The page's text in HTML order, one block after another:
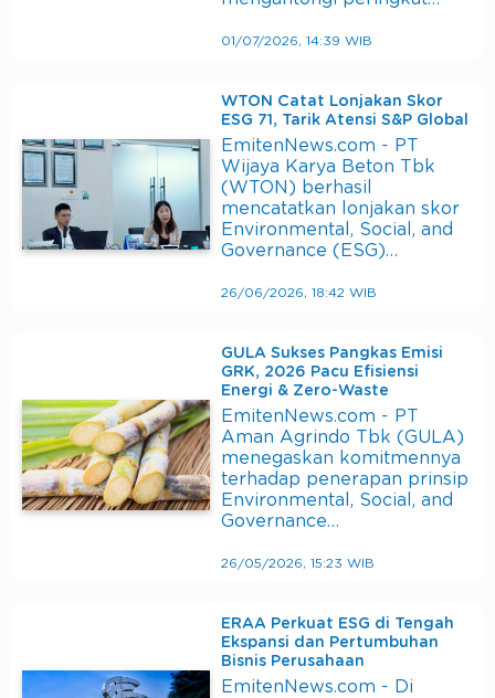
01/07/2026, 14:39 WIB
WTON Catat Lonjakan Skor
ESG 71, Tarik Atensi S&P Global
EmitenNews.com - PT
Wijaya Karya Beton Tbk
(WTON) berhasil
mencatatkan lonjakan skor
Environmental, Social, and
Governance (ESG)…
26/06/2026, 18:42 WIB
GULA Sukses Pangkas Emisi
GRK, 2026 Pacu Efisiensi
Energi & Zero-Waste
EmitenNews.com - PT
Aman Agrindo Tbk (GULA)
menegaskan komitmennya
terhadap penerapan prinsip
Environmental, Social, and
Governance…
26/05/2026, 15:23 WIB
ERAA Perkuat ESG di Tengah
Ekspansi dan Pertumbuhan
Bisnis Perusahaan
EmitenNews.com - Di